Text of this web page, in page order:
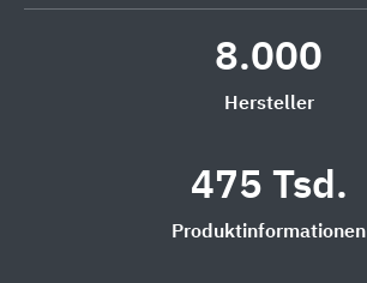
8.000
Hersteller
475 Tsd.
Produktinformationen